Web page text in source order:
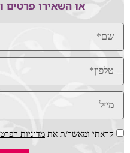
או השאירו פרטים
קראתי ומאשר/ת את מדיניות